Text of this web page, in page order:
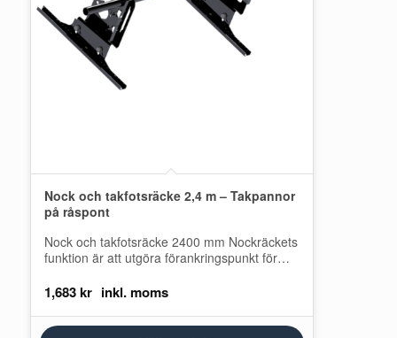
Nock och takfotsräcke 2,4 m – Takpannor
på råspont
Nock och takfotsräcke 2400 mm Nockräckets
funktion är att utgöra förankringspunkt för
tak. Det här…
1,683kr